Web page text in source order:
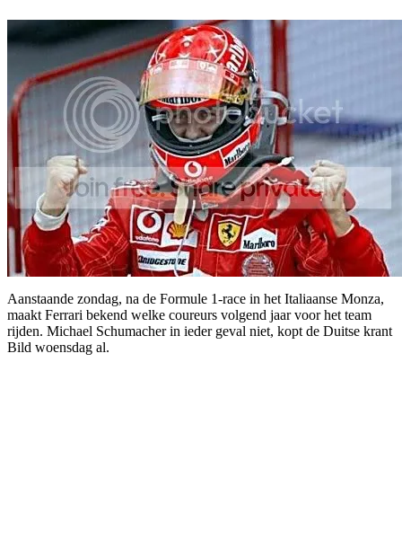
Aanstaande zondag, na de Formule 1-race in het Italiaanse Monza,
maakt Ferrari bekend welke coureurs volgend jaar voor het team
rijden. Michael Schumacher in ieder geval niet, kopt de Duitse krant
Bild woensdag al.